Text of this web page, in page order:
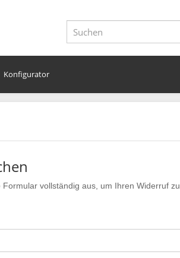
Konfigurator
vollständig aus, um Ihren Widerruf zu